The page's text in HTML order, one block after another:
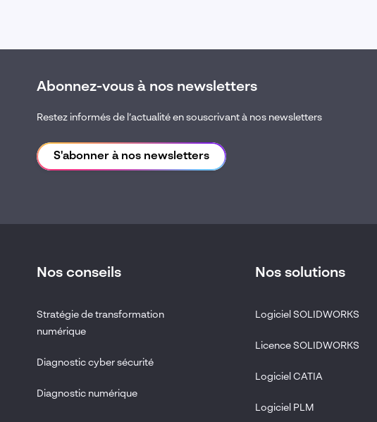
Abonnez-vous à nos newsletters
Restez informés de l’actualité en souscrivant à nos newsletters
S'abonner à nos newsletters
Nos conseils
Stratégie de transformation
numérique
Diagnostic cyber sécurité
Diagnostic numérique
Nos solutions
Logiciel SOLIDWORKS
Licence SOLIDWORKS
Logiciel CATIA
Logiciel PLM